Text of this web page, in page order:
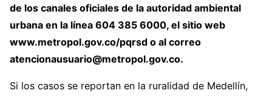
de los canales oficiales de la autoridad ambiental
urbana en la línea 604 385 6000, el sitio web
www.metropol.gov.co/pqrsd o al correo
atencionausuario@metropol.gov.co.
Si los casos se reportan en la ruralidad de Medellín,